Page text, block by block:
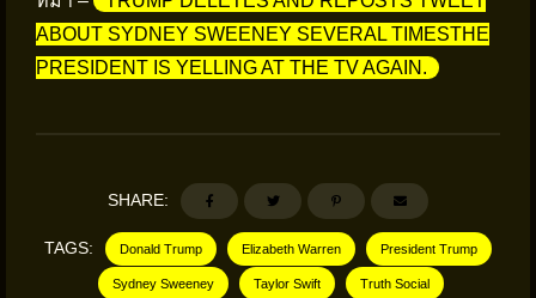
ABOUT SYDNEY SWEENEY SEVERAL TIMESTHE
PRESIDENT IS YELLING AT THE TV AGAIN.
SHARE:
TAGS: Donald Trump Elizabeth Warren President Trump
Sydney Sweeney Taylor Swift Truth Social